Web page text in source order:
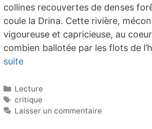
collines recouvertes de denses
coule la Drina. Cette rivière,
vigoureuse et capricieuse, au
combien ballotée par les flots de
suite
Catégories
Lecture
Étiquettes
critique
Laisser un commentaire